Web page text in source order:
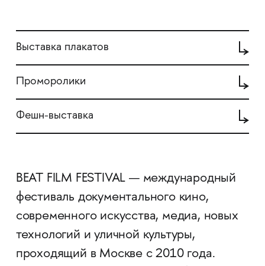
Выставка плакатов
Проморолики
Фешн-выставка
BEAT FILM FESTIVAL — международный
фестиваль документального кино,
современного искусства, медиа, новых
технологий и уличной культуры,
проходящий в Москве с 2010 года.